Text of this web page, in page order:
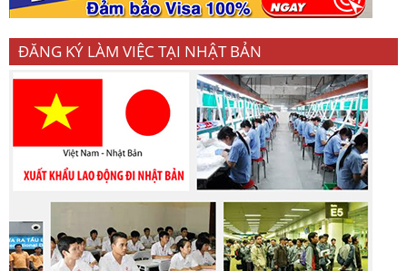
ĐĂNG KÝ LÀM VIỆC TẠI NHẬT BẢN